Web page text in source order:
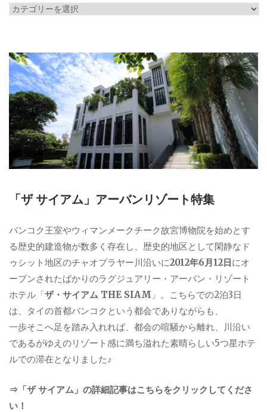
カ
リ
ー
「ザ サイアム」アーバンリゾート特集
バンコク王室やウィマンメークチーク故宮博物院を始めとす
る歴史的建造物が数多く存在し、歴史的地区として閑静なド
ゥシット地区のチャオプラヤー川沿いに2012年6月12日にオ
ープンされたばかりのラグジュアリー・アーバン・リゾート
ホテル「ザ・サイアム THE SIAM 」。こちらでの2泊3日
は、タイの首都バンコクという都会でありながらも、
一歩そこへ足を踏み入れれば、都会の喧騒から離れ、川沿い
であるがゆえのリゾート感に満ち溢れた素晴らしい5つ星ホテ
ルでの滞在となりました♪
⇒「ザ サイアム」の詳細記事はこちらをクリックしてくださ
い！